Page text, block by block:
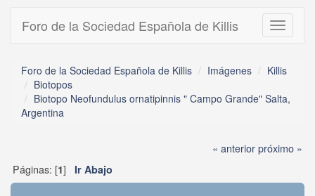
Toggle
Foro de la Sociedad Española de Killis
Foro de la Sociedad Española de Killis Imágenes
Killis
Biotopos
Biotopo Neofundulus ornatipinnis " Campo Grande" Salta,
Argentina
« anteriorpróximo »
Páginas: [1] Ir Abajo